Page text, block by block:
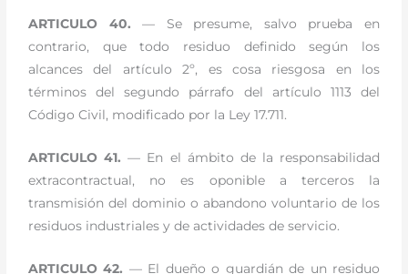
ARTICULO 40.— Se presume, salvo prueba en
contrario, que todo residuo definido según los
alcances del artículo 2º, es cosa riesgosa en los
términos del segundo párrafo del artículo 1113 del
Código Civil, modificado por la Ley 17.711.
ARTICULO 41.— En el ámbito de la responsabilidad
extracontractual, no es oponible a terceros la
transmisión del dominio o abandono voluntario de los
residuos industriales y de actividades de servicio.
ARTICULO 42. — El dueño o guardián de un residuo